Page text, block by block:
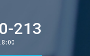
213